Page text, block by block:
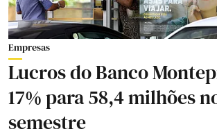
Empresas
Lucros do Banco
17% para 58,4 milhões
semestre